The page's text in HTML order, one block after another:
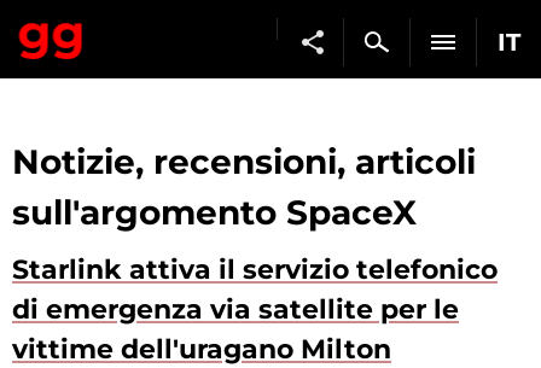
IT
Notizie, recensioni, articoli
sull'argomento SpaceX
Starlink attiva il servizio telefonico
di emergenza via satellite per le
vittime dell'uragano Milton